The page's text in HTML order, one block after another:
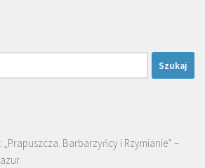
Barbarzyńcy i Rzymianie” –